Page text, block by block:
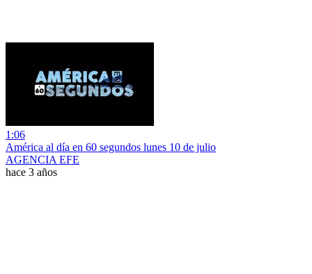
1:06
América al día en 60 segundos lunes 10 de julio
AGENCIA EFE
hace 3 años